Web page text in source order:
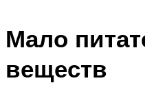
Мало
веществ